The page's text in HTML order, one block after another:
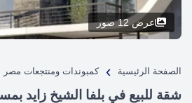
عرض 12 صور
الصفحة الرئيسية › كمبوندات ومنتجعات مصر